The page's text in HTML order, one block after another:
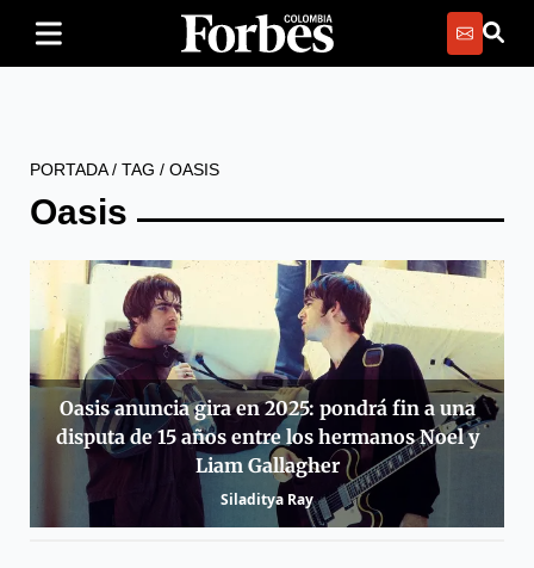
PORTADA/ TAG / OASIS
Oasis
Oasis anuncia gira en 2025: pondrá fin a una
disputa de 15 años entre los hermanos Noel y
Liam Gallagher
Siladitya Ray